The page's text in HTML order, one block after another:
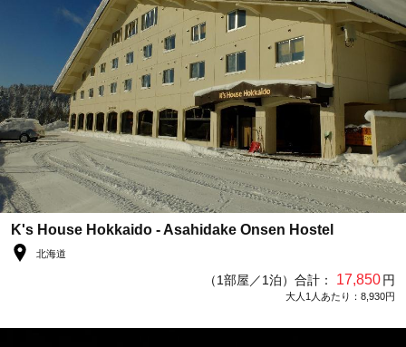
K's House Hokkaido - Asahidake Onsen Hostel
北海道
（1部屋／1泊）合計： 17,850円
大人1人あたり：8,930円